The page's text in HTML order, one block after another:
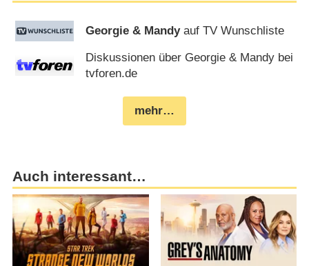
Georgie & Mandyauf TV Wunschliste
Diskussionen über Georgie & Mandy bei
tvforen.de
mehr…
Auch interessant…